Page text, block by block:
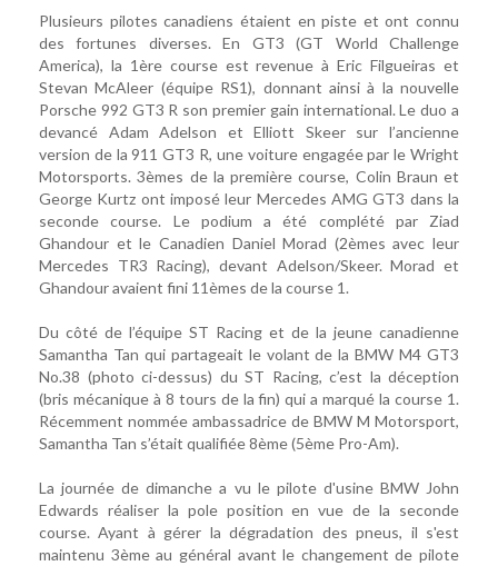
Plusieurs pilotes canadiens étaient en piste et ont connu
des fortunes diverses. En GT3 (GT World Challenge
America), la 1ère course est revenue à Eric Filgueiras et
Stevan McAleer (équipe RS1), donnant ainsi à la nouvelle
Porsche 992 GT3 R son premier gain international. Le duo a
devancé Adam Adelson et Elliott Skeer sur l’ancienne
version de la 911 GT3 R, une voiture engagée par le Wright
Motorsports. 3èmes de la première course, Colin Braun et
George Kurtz ont imposé leur Mercedes AMG GT3 dans la
seconde course. Le podium a été complété par Ziad
Ghandour et le Canadien Daniel Morad (2èmes avec leur
Mercedes TR3 Racing), devant Adelson/Skeer. Morad et
Ghandour avaient fini 11èmes de la course 1.
Du côté de l’équipe ST Racing et de la jeune canadienne
Samantha Tan qui partageait le volant de la BMW M4 GT3
No.38 (photo ci-dessus) du ST Racing, c’est la déception
(bris mécanique à 8 tours de la fin) qui a marqué la course 1.
Récemment nommée ambassadrice de BMW M Motorsport,
Samantha Tan s’était qualifiée 8ème (5ème Pro-Am).
La journée de dimanche a vu le pilote d'usine BMW John
Edwards réaliser la pole position en vue de la seconde
course. Ayant à gérer la dégradation des pneus, il s'est
maintenu 3ème au général avant le changement de pilote